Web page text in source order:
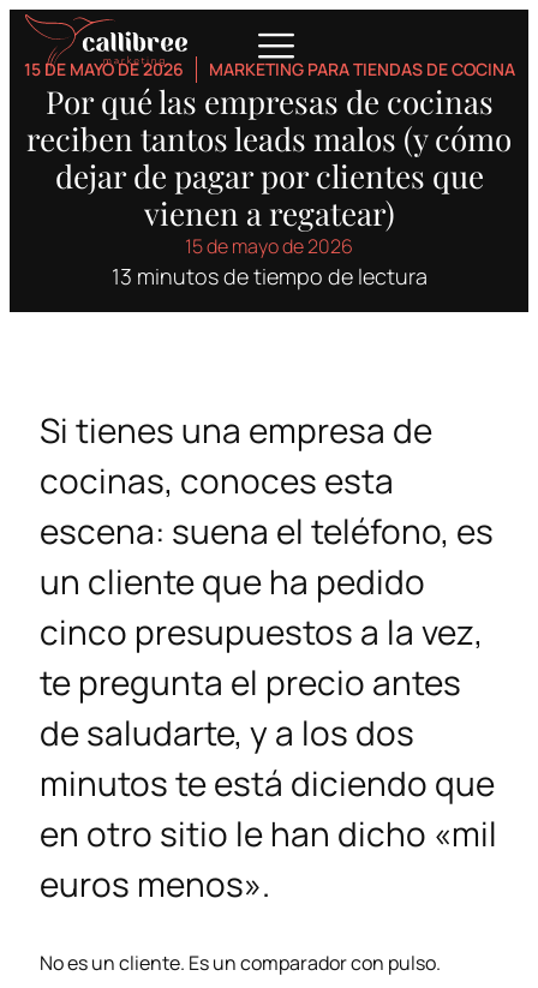
15 DE MAYO DE 2026 MARKETING PARA TIENDAS DE COCINA
Por qué las empresas de cocinas
reciben tantos leads malos (y cómo
dejar de pagar por clientes que
vienen a regatear)
15 de mayo de 2026
13 minutos de tiempo de lectura
Si tienes una empresa de
cocinas, conoces esta
escena: suena el teléfono, es
un cliente que ha pedido
cinco presupuestos a la vez,
te pregunta el precio antes
de saludarte, y a los dos
minutos te está diciendo que
en otro sitio le han dicho «mil
euros menos».
No es un cliente. Es un comparador con pulso.